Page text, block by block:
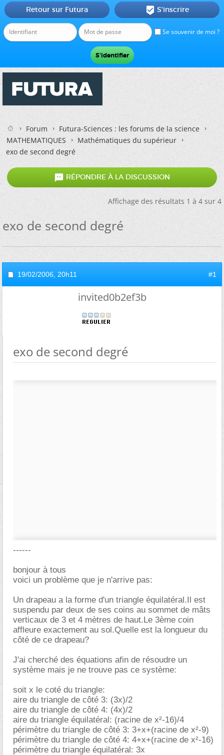
Se souvenir de moi ?
Retour sur Futura  S'inscrire
Forum
Futura-Sciences : les forums de la science
MATHEMATIQUES
Mathématiques du supérieur
exo de second degré
 RÉPONDRE À LA DISCUSSION
Affichage des résultats 1 à 4 sur 4
exo de second degré
19/02/2006, 20h11 #1
invited0b2ef3b
exo de second degré
------
bonjour à tous
voici un problème que je n'arrive pas:
Un drapeau a la forme d'un triangle équilatéral.Il est
suspendu par deux de ses coins au sommet de mâts
verticaux de 3 et 4 mètres de haut.Le 3ème coin
affleure exactement au sol.Quelle est la longueur du
côté de ce drapeau?
J'ai cherché des équations afin de résoudre un
système mais je ne trouve pas ce système:
soit x le coté du triangle:
aire du triangle de côté 3: (3x)/2
aire du triangle de côté 4: (4x)/2
aire du triangle équilatéral: (racine de x²-16)/4
périmètre du triangle de côté 3: 3+x+(racine de x²-9)
périmètre du triangle de côté 4: 4+x+(racine de x²-16)
périmètre du triangle équilatéral: 3x